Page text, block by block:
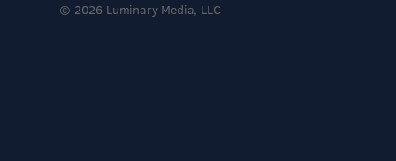
© 2026 Luminary Media, LLC